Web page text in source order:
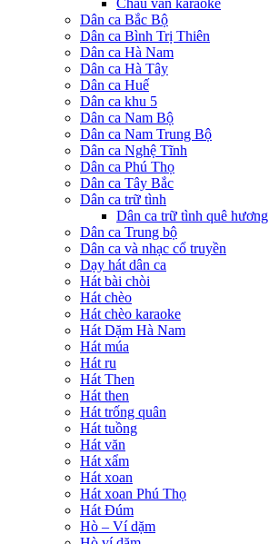
Chầu văn karaoke
Dân ca Bắc Bộ
Dân ca Bình Trị Thiên
Dân ca Hà Nam
Dân ca Hà Tây
Dân ca Huế
Dân ca khu 5
Dân ca Nam Bộ
Dân ca Nam Trung Bộ
Dân ca Nghệ Tĩnh
Dân ca Phú Thọ
Dân ca Tây Bắc
Dân ca trữ tình
Dân ca trữ tình quê hương
Dân ca Trung bộ
Dân ca và nhạc cổ truyền
Dạy hát dân ca
Hát bài chòi
Hát chèo
Hát chèo karaoke
Hát Dặm Hà Nam
Hát múa
Hát ru
Hát Then
Hát then
Hát trống quân
Hát tuồng
Hát văn
Hát xẩm
Hát xoan
Hát xoan Phú Thọ
Hát Đúm
Hò – Ví dặm